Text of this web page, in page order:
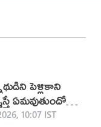
పెళ్లికాని
ఏమవుతుందో
10:07 IST